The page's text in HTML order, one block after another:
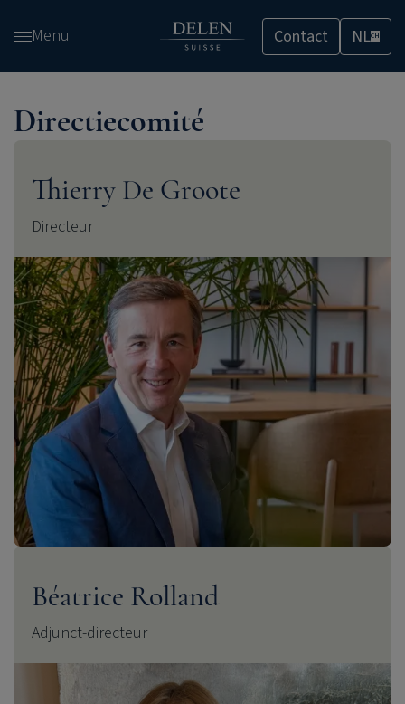
en
inhoud
gaan
Menu Contact NLCH
Directiecomité
Thierry De Groote
Directeur
Béatrice Rolland
Adjunct-directeur